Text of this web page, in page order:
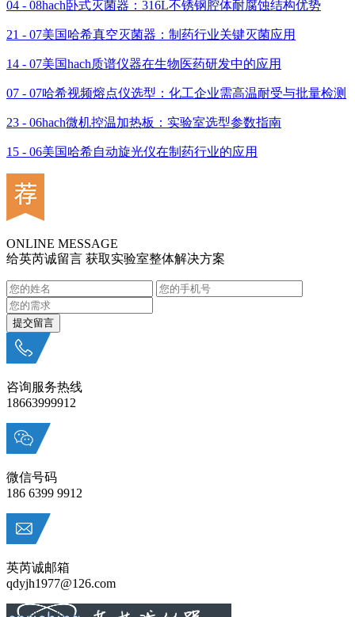
04 - 08hach卧式灭菌器：316L不锈钢腔体耐腐蚀结构优势
21 - 07美国哈希真空灭菌器：制药行业关键灭菌应用
14 - 07美国hach质谱仪器在生物医药研发中的应用
07 - 07哈希视频熔点仪选型：化工企业需高温耐受与批量检测
23 - 06hach微机控温加热板：实验室选型参数指南
15 - 06美国哈希自动旋光仪在制药行业的应用
ONLINE MESSAGE
给英芮诚留言 获取实验室整体解决方案
咨询服务热线
18663999912
微信号码
186 6399 9912
英芮诚邮箱
qdyjh1977@126.com